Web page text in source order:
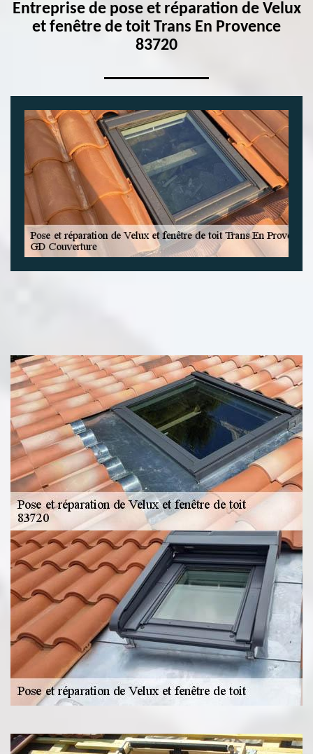
Entreprise de pose et réparation de Velux
et fenêtre de toit Trans En Provence
83720